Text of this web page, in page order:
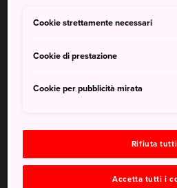
Da Tokyo: 3 ore
Cookie strettamente necessari
Cookie di prestazione
Cookie per pubblicità mirata
Rifiuta tutti
Accetta tutti i